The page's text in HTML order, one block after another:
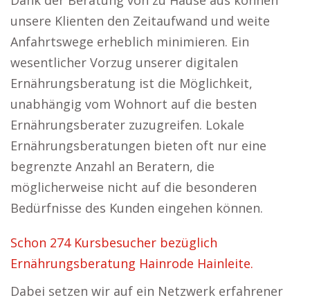
unsere Klienten den Zeitaufwand und weite
Anfahrtswege erheblich minimieren. Ein
wesentlicher Vorzug unserer digitalen
Ernährungsberatung ist die Möglichkeit,
unabhängig vom Wohnort auf die besten
Ernährungsberater zuzugreifen. Lokale
Ernährungsberatungen bieten oft nur eine
begrenzte Anzahl an Beratern, die
möglicherweise nicht auf die besonderen
Bedürfnisse des Kunden eingehen können.
Schon 274 Kursbesucher bezüglich
Ernährungsberatung Hainrode Hainleite.
Dabei setzen wir auf ein Netzwerk erfahrener